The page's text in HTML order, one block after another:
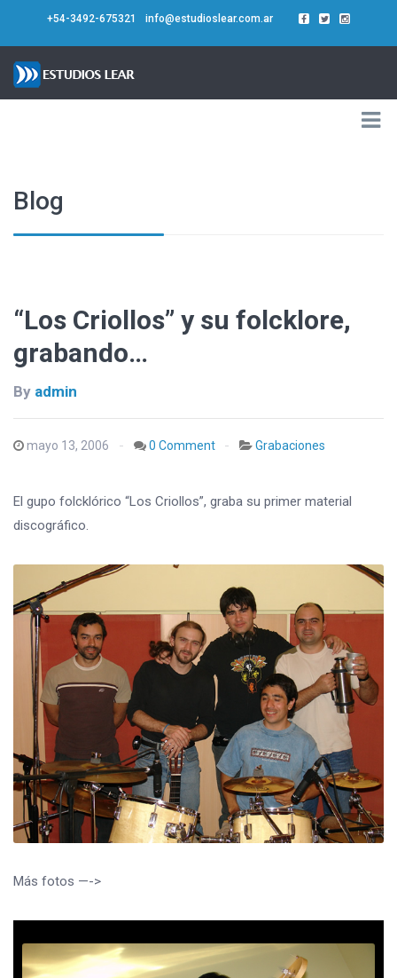
+54-3492-675321 info@estudioslear.com.ar
Blog
“Los Criollos” y su folcklore,
grabando…
By admin
mayo 13, 2006 0 Comment Grabaciones
El gupo folcklórico “Los Criollos”, graba su primer material
discográfico.
Más fotos —->